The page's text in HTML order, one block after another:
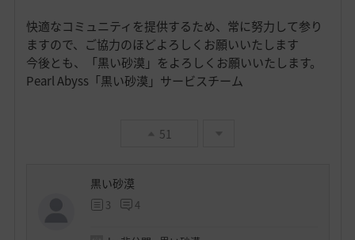
快適なコミュニティを提供するため、常に努力して参り
ますので、ご協力のほどよろしくお願いいたします
今後とも、「黒い砂漠」をよろしくお願いいたします。
Pearl Abyss「黒い砂漠」サービスチーム
51
黒い砂漠
3 4